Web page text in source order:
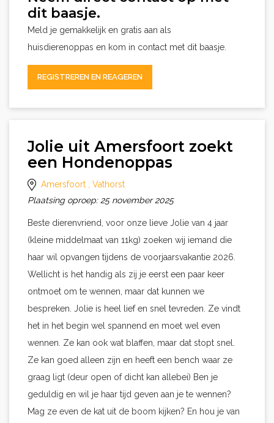
dit baasje.
Meld je gemakkelijk en gratis aan als
huisdierenoppas en kom in contact met dit baasje.
REGISTREREN EN REAGEREN
Jolie uit Amersfoort zoekt
een Hondenoppas
Amersfoort , Vathorst
Plaatsing oproep: 25 november 2025
Beste dierenvriend, voor onze lieve Jolie van 4 jaar
(kleine middelmaat van 11kg) zoeken wij iemand die
haar wil opvangen tijdens de voorjaarsvakantie 2026.
Wellicht is het handig als zij je eerst een paar keer
ontmoet om te wennen, maar dat kunnen we
bespreken. Jolie is heel lief en snel tevreden. Ze vindt
het in het begin wel spannend en moet wel even
wennen. Ze kan ook wat blaffen, maar dat stopt snel.
Ze kan goed alleen zijn en heeft een bench waar ze
graag ligt (deur open of dicht kan allebei) Ben je
geduldig en wil je haar tijd geven aan je te wennen?
Mag ze even de kat uit de boom kijken? En hou je van